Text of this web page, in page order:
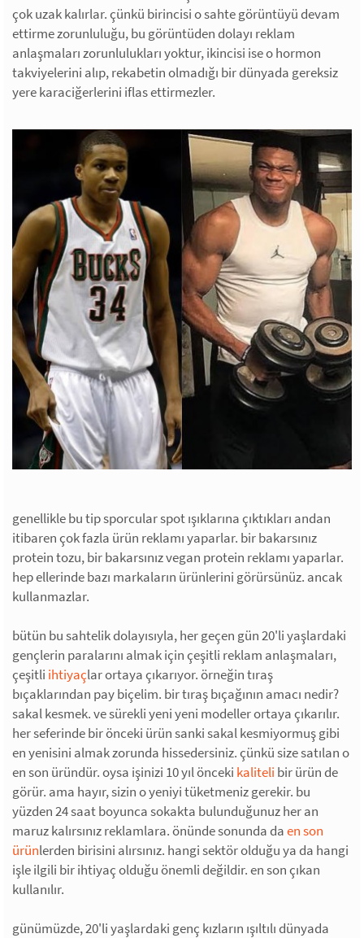
çok uzak kalırlar. çünkü birincisi o sahte görüntüyü devam
ettirme zorunluluğu, bu görüntüden dolayı reklam
anlaşmaları zorunlulukları yoktur, ikincisi ise o hormon
takviyelerini alıp, rekabetin olmadığı bir dünyada gereksiz
yere karaciğerlerini iflas ettirmezler.
genellikle bu tip sporcular spot ışıklarına çıktıkları andan
itibaren çok fazla ürün reklamı yaparlar. bir bakarsınız
protein tozu, bir bakarsınız vegan protein reklamı yaparlar.
hep ellerinde bazı markaların ürünlerini görürsünüz. ancak
kullanmazlar.
bütün bu sahtelik dolayısıyla, her geçen gün 20'li yaşlardaki
gençlerin paralarını almak için çeşitli reklam anlaşmaları,
çeşitli ihtiyaçlar ortaya çıkarıyor. örneğin tıraş
bıçaklarından pay biçelim. bir tıraş bıçağının amacı nedir?
sakal kesmek. ve sürekli yeni yeni modeller ortaya çıkarılır.
her seferinde bir önceki ürün sanki sakal kesmiyormuş gibi
en yenisini almak zorunda hissedersiniz. çünkü size satılan o
en son üründür. oysa işinizi 10 yıl önceki kaliteli bir ürün de
görür. ama hayır, sizin o yeniyi tüketmeniz gerekir. bu
yüzden 24 saat boyunca sokakta bulunduğunuz her an
maruz kalırsınız reklamlara. önünde sonunda daen son
ürünlerden birisini alırsınız. hangi sektör olduğu ya da hangi
işle ilgili bir ihtiyaç olduğu önemli değildir. en son çıkan
kullanılır.
günümüzde, 20'li yaşlardaki genç kızların ışıltılı dünyada